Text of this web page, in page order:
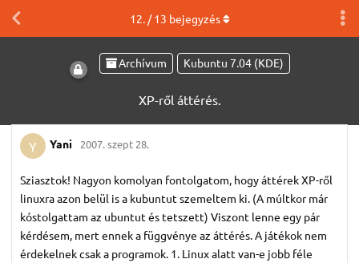
Archívum Kubuntu 7.04 (KDE)
XP-ről áttérés.
12. /13 bejegyzés
Y Yani 2007. szept 28.
Sziasztok! Nagyon komolyan fontolgatom, hogy áttérek XP-ről
linuxra azon belül is a kubuntut szemeltem ki. (A múltkor már
kóstolgattam az ubuntut és tetszett) Viszont lenne egy pár
kérdésem, mert ennek a függvénye az áttérés. A játékok nem
érdekelnek csak a programok. 1. Linux alatt van-e jobb féle